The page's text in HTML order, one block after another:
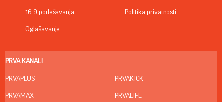
16:9 podešavanja
Oglašavanje
Politika privatnosti
PRVA KANALI
PRVAPLUS
PRVAMAX
PRVAKICK
PRVALIFE